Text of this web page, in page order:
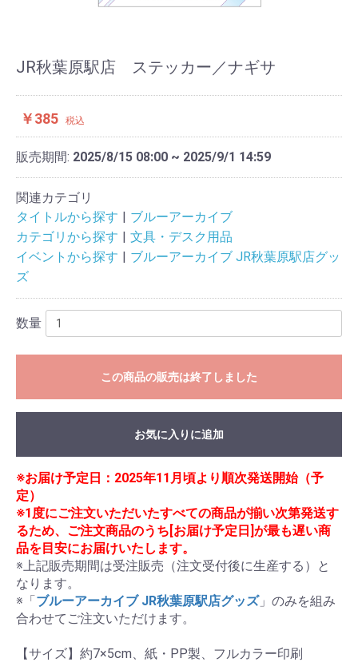
JR秋葉原駅店 ステッカー／ナギサ
￥385 税込
販売期間: 2025/8/15 08:00 ~ 2025/9/1 14:59
関連カテゴリ
タイトルから探す
ブルーアーカイブ
カテゴリから探す
文具・デスク用品
イベントから探す
ブルーアーカイブ JR秋葉原駅店グッ
ズ
数量
この商品の販売は終了しました
お気に入りに追加
※お届け予定日：2025年11月頃より順次発送開始（予
定）
※1度にご注文いただいたすべての商品が揃い次第発送す
るため、ご注文商品のうち[お届け予定日]が最も遅い商
品を目安にお届けいたします。
※上記販売期間は受注販売（注文受付後に生産する）と
なります。
※「ブルーアーカイブ JR秋葉原駅店グッズ」のみを組み
合わせてご注文いただけます。
【サイズ】約7×5cm、紙・PP製、フルカラー印刷